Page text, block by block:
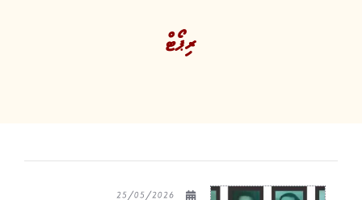
ރިޕޯޓް